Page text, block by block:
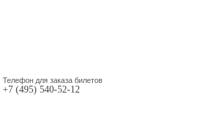
Телефон для заказа билетов
+7 (495) 540-52-12